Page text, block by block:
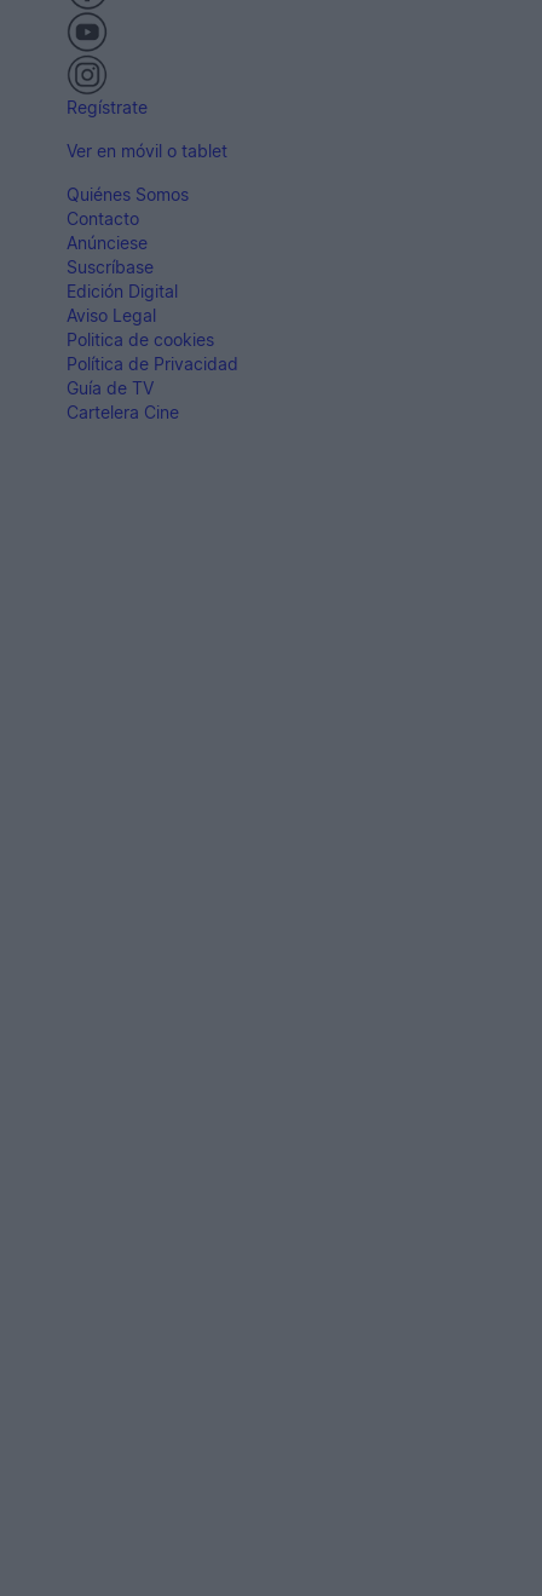
Regístrate
Ver en móvil o tablet
Quiénes Somos
Contacto
Anúnciese
Suscríbase
Edición Digital
Aviso Legal
Politica de cookies
Política de Privacidad
Guía de TV
Cartelera Cine